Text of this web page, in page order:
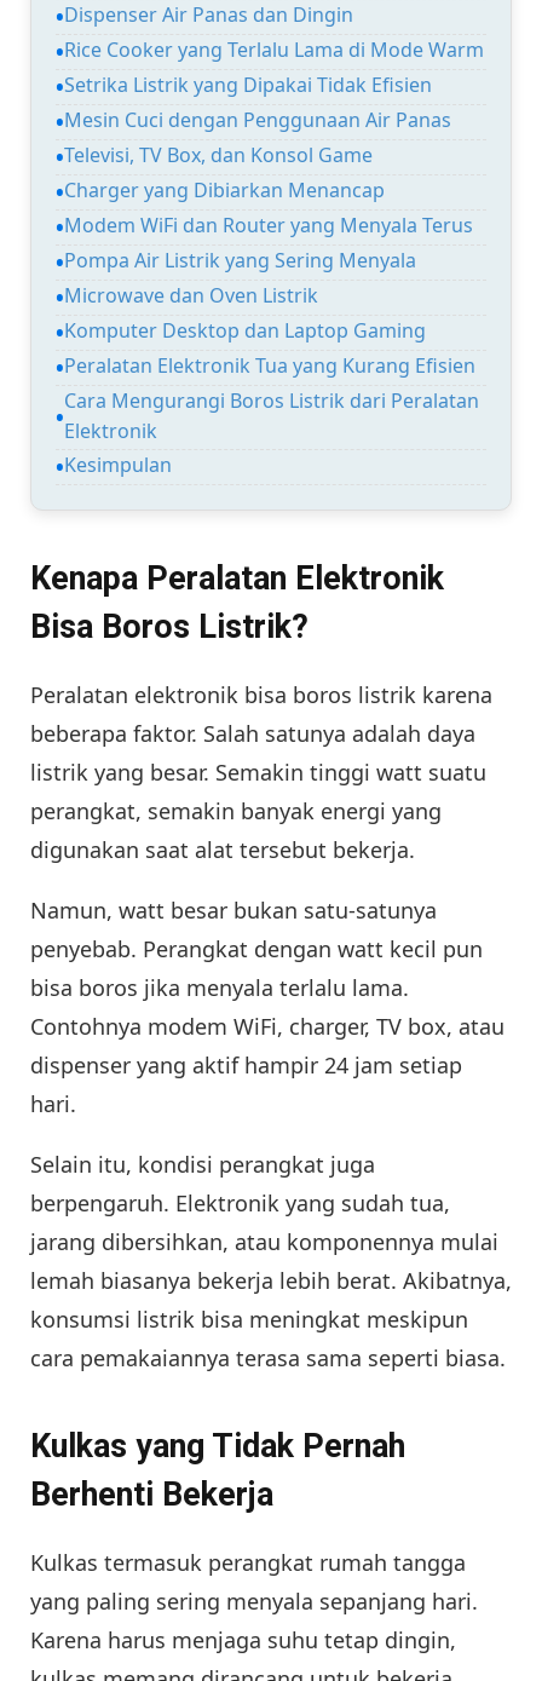
Dispenser Air Panas dan Dingin
Rice Cooker yang Terlalu Lama di Mode Warm
Setrika Listrik yang Dipakai Tidak Efisien
Mesin Cuci dengan Penggunaan Air Panas
Televisi, TV Box, dan Konsol Game
Charger yang Dibiarkan Menancap
Modem WiFi dan Router yang Menyala Terus
Pompa Air Listrik yang Sering Menyala
Microwave dan Oven Listrik
Komputer Desktop dan Laptop Gaming
Peralatan Elektronik Tua yang Kurang Efisien
Cara Mengurangi Boros Listrik dari Peralatan
Elektronik
Kesimpulan
Kenapa Peralatan Elektronik
Bisa Boros Listrik?
Peralatan elektronik bisa boros listrik karena
beberapa faktor. Salah satunya adalah daya
listrik yang besar. Semakin tinggi watt suatu
perangkat, semakin banyak energi yang
digunakan saat alat tersebut bekerja.
Namun, watt besar bukan satu-satunya
penyebab. Perangkat dengan watt kecil pun
bisa boros jika menyala terlalu lama.
Contohnya modem WiFi, charger, TV box, atau
dispenser yang aktif hampir 24 jam setiap
hari.
Selain itu, kondisi perangkat juga
berpengaruh. Elektronik yang sudah tua,
jarang dibersihkan, atau komponennya mulai
lemah biasanya bekerja lebih berat. Akibatnya,
konsumsi listrik bisa meningkat meskipun
cara pemakaiannya terasa sama seperti biasa.
Kulkas yang Tidak Pernah
Berhenti Bekerja
Kulkas termasuk perangkat rumah tangga
yang paling sering menyala sepanjang hari.
Karena harus menjaga suhu tetap dingin,